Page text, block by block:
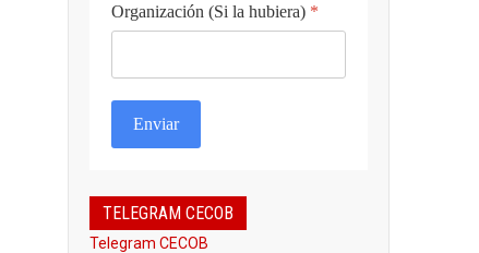
Organización (Si la hubiera) *
Enviar
TELEGRAM CECOB
Telegram CECOB